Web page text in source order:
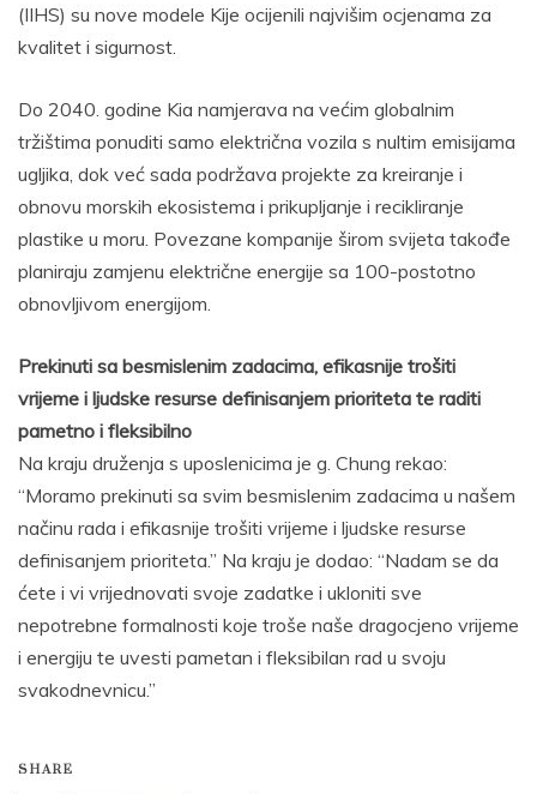
(IIHS) su nove modele Kije ocijenili najvišim ocjenama za
kvalitet i sigurnost.
Do 2040. godine Kia namjerava na većim globalnim
tržištima ponuditi samo električna vozila s nultim emisijama
ugljika, dok već sada podržava projekte za kreiranje i
obnovu morskih ekosistema i prikupljanje i recikliranje
plastike u moru. Povezane kompanije širom svijeta takođe
planiraju zamjenu električne energije sa 100-postotno
obnovljivom energijom.
Prekinuti sa besmislenim zadacima, efikasnije trošiti
vrijeme i ljudske resurse definisanjem prioriteta te raditi
pametno i fleksibilno
Na kraju druženja s uposlenicima je g. Chung rekao:
“Moramo prekinuti sa svim besmislenim zadacima u našem
načinu rada i efikasnije trošiti vrijeme i ljudske resurse
definisanjem prioriteta.” Na kraju je dodao: “Nadam se da
ćete i vi vrijednovati svoje zadatke i ukloniti sve
nepotrebne formalnosti koje troše naše dragocjeno vrijeme
i energiju te uvesti pametan i fleksibilan rad u svoju
svakodnevnicu.”
SHARE